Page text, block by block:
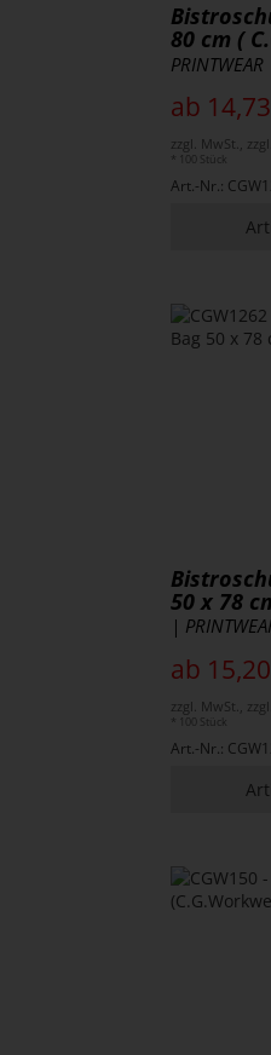
80 cm (
PRINTWEAR
ab
zzgl. MwSt.,
* 100 Stück
Art.-Nr.:
50 x 78
|
ab
zzgl. MwSt.,
* 100 Stück
Art.-Nr.: